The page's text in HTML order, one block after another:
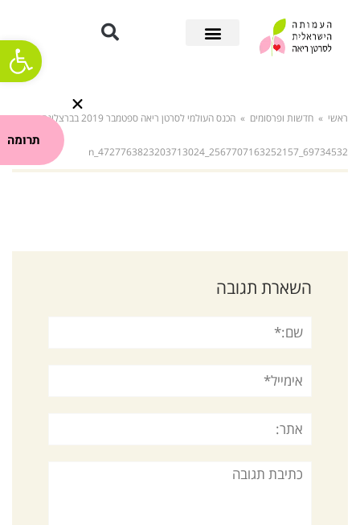
פתח
ראשי » חדשות ופרסומים » הכנס העולמי לסרטן ריאה ספטמבר 2019 בברצלונה »
69734532_2567707163252157_4727763823203713024_n
השארת תגובה
שם:*
אימייל*
אתר:
תגובה
תרומה